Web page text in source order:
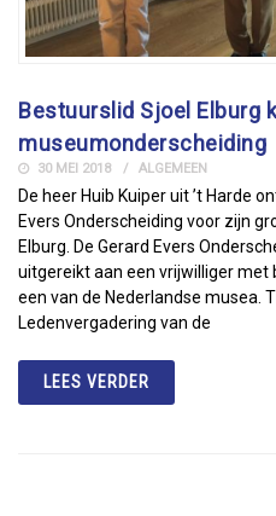
Bestuurslid Sjoel Elburg
museumonderscheiding
30 MEI 2018 ALGEMEEN
De heer Huib Kuiper uit ’t Harde
Evers Onderscheiding voor zijn
Elburg. De Gerard Evers
uitgereikt aan een vrijwilliger
een van de Nederlandse musea.
Ledenvergadering van de
LEES VERDER